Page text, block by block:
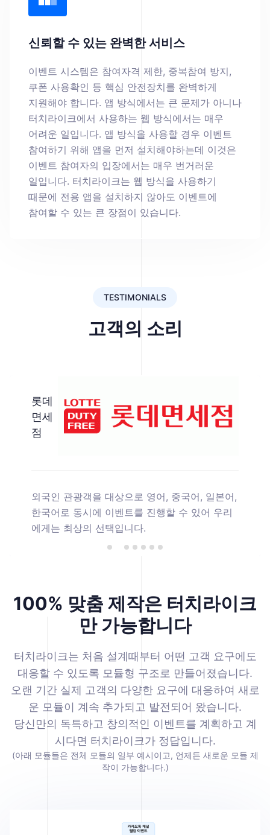
신뢰할 수 있는 완벽한 서비스
이벤트 시스템은 참여자격 제한, 중복참여 방지,
쿠폰 사용확인 등 핵심 안전장치를 완벽하게
지원해야 합니다. 앱 방식에서는 큰 문제가 아니나
터치라이크에서 사용하는 웹 방식에서는 매우
어려운 일입니다. 앱 방식을 사용할 경우 이벤트
참여하기 위해 앱을 먼저 설치해야하는데 이것은
이벤트 참여자의 입장에서는 매우 번거러운
일입니다. 터치라이크는 웹 방식을 사용하기
때문에 전용 앱을 설치하지 않아도 이벤트에
참여할 수 있는 큰 장점이 있습니다.
TESTIMONIALS
고객의 소리
롯데
면세
점
외국인 관광객을 대상으로 영어, 중국어, 일본어,
한국어로 동시에 이벤트를 진행할 수 있어 우리
에게는 최상의 선택입니다.
100% 맞춤 제작은 터치라이크
만 가능합니다
터치라이크는 처음 설계때부터 어떤 고객 요구에도
대응할 수 있도록 모듈형 구조로 만들어졌습니다.
오랜 기간 실제 고객의 다양한 요구에 대응하여 새로
운 모듈이 계속 추가되고 발전되어 왔습니다.
당신만의 독특하고 창의적인 이벤트를 계획하고 계
시다면 터치라이크가 정답입니다.
(아래 모듈들은 전체 모듈의 일부 예시이고, 언제든 새로운 모듈 제
작이 가능합니다.)